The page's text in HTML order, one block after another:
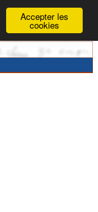
Accepter les
cookies